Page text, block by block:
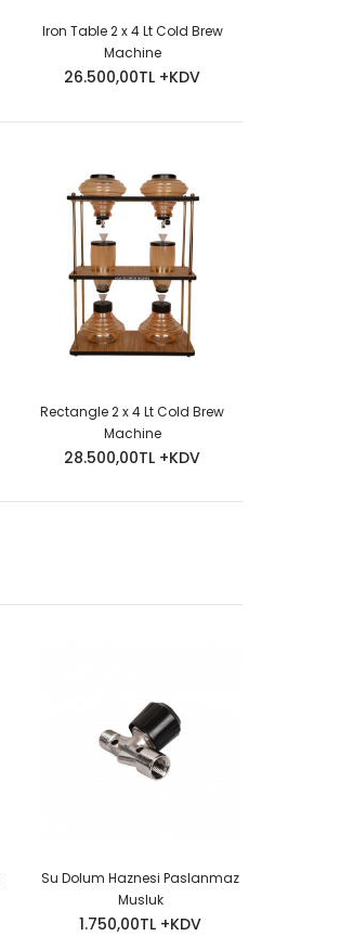
Iron Table 2 x 4 Lt Cold Brew
Machine
26.500,00TL +KDV
Rectangle 2 x 4 Lt Cold Brew
Machine
28.500,00TL +KDV
Su Dolum Haznesi Paslanmaz
Musluk
1.750,00TL +KDV